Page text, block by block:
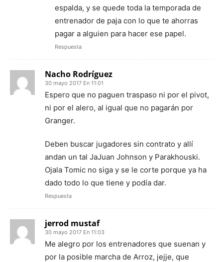
espalda, y se quede toda la temporada de
entrenador de paja con lo que te ahorras
pagar a alguien para hacer ese papel.
Respuesta
Nacho Rodríguez
30 mayo 2017 En 11:01
Espero que no paguen traspaso ni por el pivot,
ni por el alero, al igual que no pagarán por
Granger.
Deben buscar jugadores sin contrato y allí
andan un tal JaJuan Johnson y Parakhouski.
Ojala Tomic no siga y se le corte porque ya ha
dado todo lo que tiene y podía dar.
Respuesta
jerrod mustaf
30 mayo 2017 En 11:03
Me alegro por los entrenadores que suenan y
por la posible marcha de Arroz, jejje, que